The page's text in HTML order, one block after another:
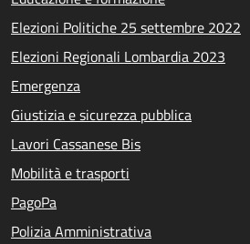
Elezioni Politiche 25 settembre 2022
Elezioni Regionali Lombardia 2023
Emergenza
Giustizia e sicurezza pubblica
Lavori Cassanese Bis
Mobilità e trasporti
PagoPa
Polizia Amministrativa